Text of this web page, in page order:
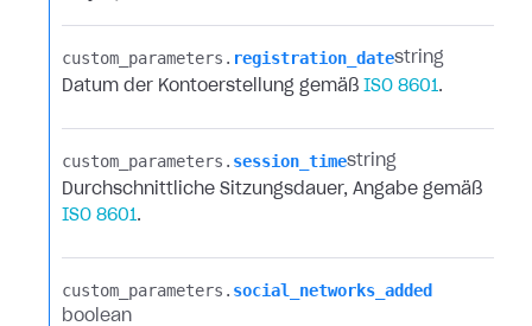
custom_parameters.​ registration_datestring
Datum der Kontoerstellung gemäß ISO 8601.
custom_parameters.​ session_timestring
Durchschnittliche Sitzungsdauer, Angabe gemäß
ISO 8601.
custom_parameters.​ social_networks_added
boolean